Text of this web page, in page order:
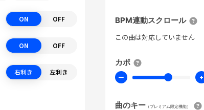
ON OFF
ON OFF
右利き 左利き
BPM連動スクロール
この曲は対応していません
カポ
ー +
曲のキー （プレミアム限定機能）